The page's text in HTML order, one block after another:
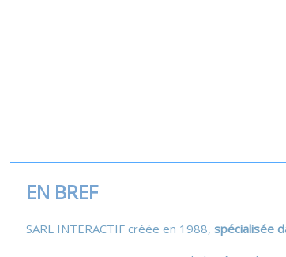
EN BREF
SARL INTERACTIF créée en 1988,spécialisée